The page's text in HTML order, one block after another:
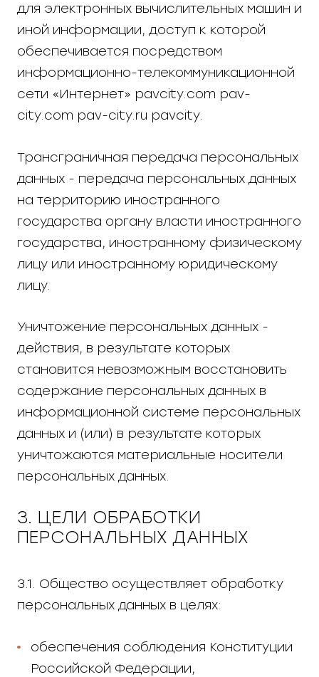
для электронных вычислительных машин и
иной информации, доступ к которой
обеспечивается посредством
информационно-телекоммуникационной
сети «Интернет» pavcity.com pav-
city.com pav-city.ru pavcity.
Трансграничная передача персональных
данных - передача персональных данных
на территорию иностранного
государства органу власти иностранного
государства, иностранному физическому
лицу или иностранному юридическому
лицу.
Уничтожение персональных данных -
действия, в результате которых
становится невозможным восстановить
содержание персональных данных в
информационной системе персональных
данных и (или) в результате которых
уничтожаются материальные носители
персональных данных.
3. ЦЕЛИ ОБРАБОТКИ
ПЕРСОНАЛЬНЫХ ДАННЫХ
3.1. Общество осуществляет обработку
персональных данных в целях:
обеспечения соблюдения Конституции
Российской Федерации,